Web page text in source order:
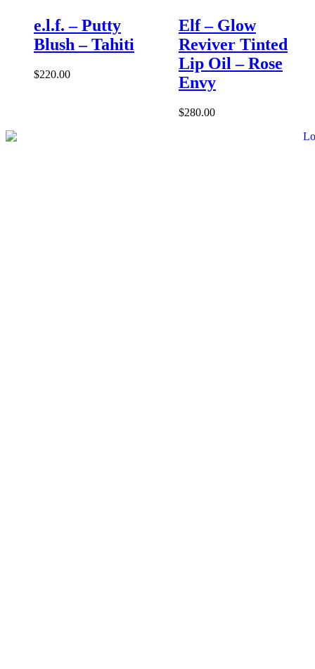
e.l.f. – Putty
Blush – Tahiti
$220.00
Elf – Glow
Reviver Tinted
Lip Oil – Rose
Envy
$280.00